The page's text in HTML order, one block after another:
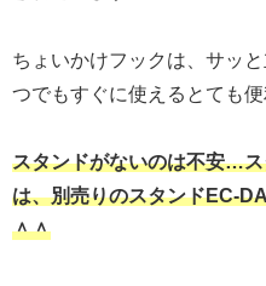
ちょいかけフックは、サッ
つでもすぐに使えるとても便
スタンドがないのは不安…
は、別売りのスタンドEC-
＾＾